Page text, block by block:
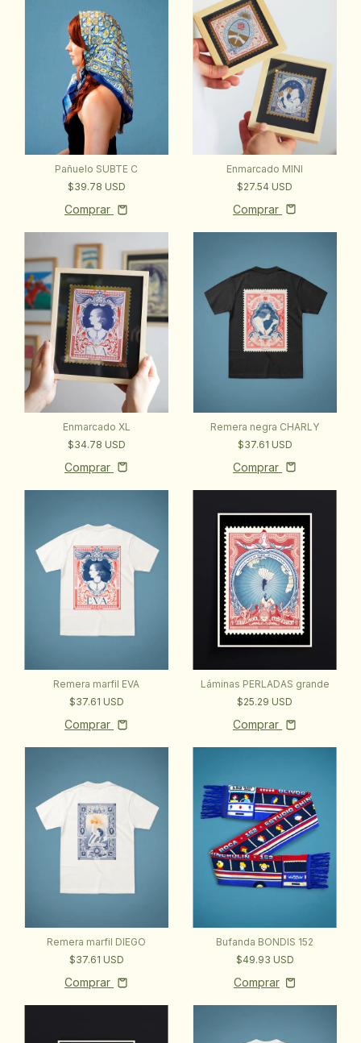
Pañuelo SUBTE C
$39.78 USD
Comprar
Enmarcado MINI
$27.54 USD
Comprar
Enmarcado XL
$34.78 USD
Comprar
Remera negra CHARLY
$37.61 USD
Comprar
Remera marfil EVA
$37.61 USD
Comprar
Láminas PERLADAS grande
$25.29 USD
Comprar
Remera marfil DIEGO
$37.61 USD
Comprar
Bufanda BONDIS 152
$49.93 USD